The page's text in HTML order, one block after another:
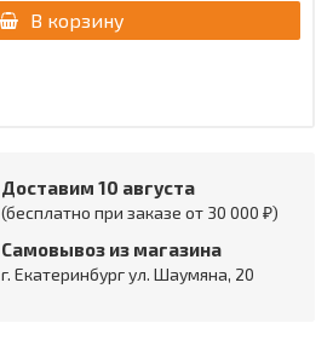
В корзину
Доставим 10 августа
(бесплатно при заказе от 30 000 ₽)
Самовывоз из магазина
г. Екатеринбург ул. Шаумяна, 20